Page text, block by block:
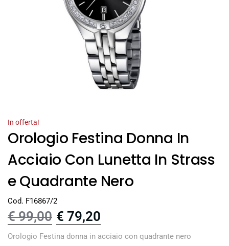
In offerta!
Orologio Festina Donna In
Acciaio Con Lunetta In Strass
e Quadrante Nero
Cod. F16867/2
€99,00 € 79,20
Orologio Festina donna in acciaio con quadrante nero